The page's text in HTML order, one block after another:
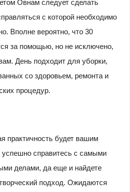
Овнам следует сделать
с которой необходимо
Вполне вероятно, что 30
за помощью, но не исключено,
День подходит для уборки,
со здоровьем, ремонта и
процедур.
практичность будет вашим
справитесь с самыми
делами, да еще и найдете
подход. Ожидаются